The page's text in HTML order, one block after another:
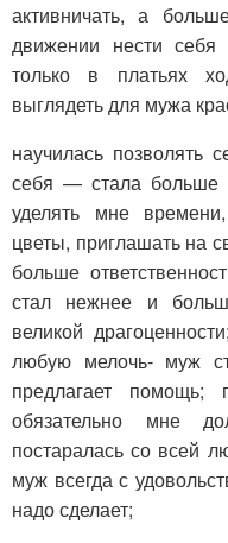
активничать, а
движении нести
только в платьях
выглядеть для мужа
научилась позволять
себя — стала больше
уделять мне
цветы, приглашать на
больше
стал нежнее и
великой
любую мелочь- муж
предлагает помощь;
обязательно мне
постаралась со всей
муж всегда с
надо сделает;